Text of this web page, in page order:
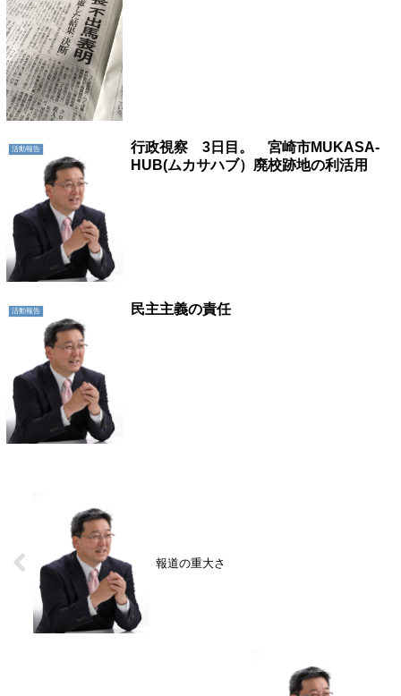
活動報告
行政視察 3日目。 宮崎市MUKASA-
HUB(ムカサハブ）廃校跡地の利活用
活動報告 民主主義の責任
報道の重大さ